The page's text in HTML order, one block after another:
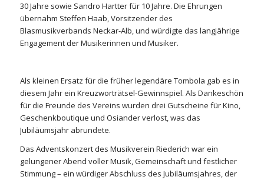
30 Jahre sowie Sandro Hartter für 10 Jahre. Die Ehrungen
übernahm Steffen Haab, Vorsitzender des
Blasmusikverbands Neckar-Alb, und würdigte das langjährige
Engagement der Musikerinnen und Musiker.
Als kleinen Ersatz für die früher legendäre Tombola gab es in
diesem Jahr ein Kreuzworträtsel-Gewinnspiel. Als Dankeschön
für die Freunde des Vereins wurden drei Gutscheine für Kino,
Geschenkboutique und Osiander verlost, was das
Jubiläumsjahr abrundete.
Das Adventskonzert des Musikverein Riederich war ein
gelungener Abend voller Musik, Gemeinschaft und festlicher
Stimmung – ein würdiger Abschluss des Jubiläumsjahres, der